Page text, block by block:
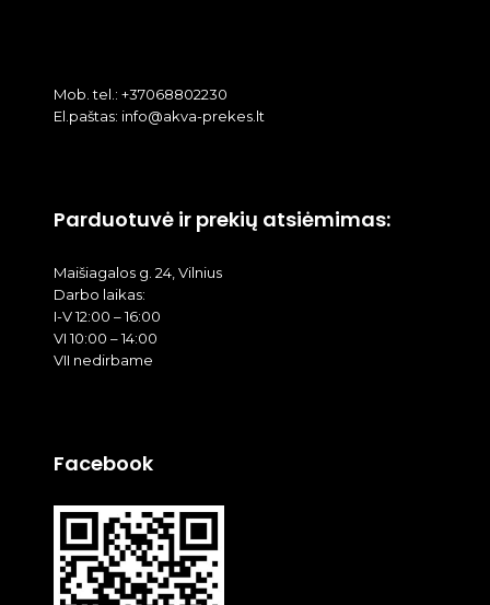
Mob. tel.: +37068802230
El.paštas: info@akva-prekes.lt
Parduotuvė ir prekių atsiėmimas:
Maišiagalos g. 24, Vilnius
Darbo laikas:
I-V 12:00 – 16:00
VI 10:00 – 14:00
VII nedirbame
Facebook